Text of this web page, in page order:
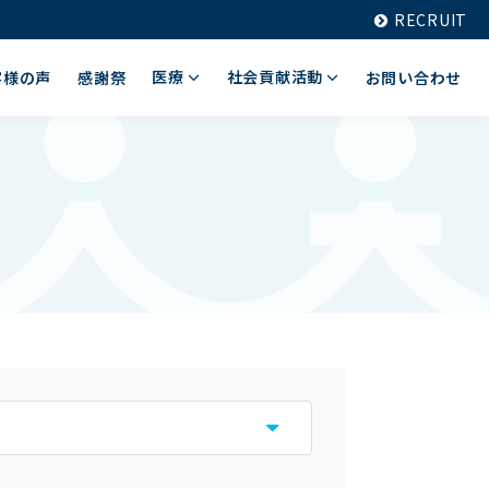
RECRUIT
の声 感謝祭 医療 社会貢献活動 お問い合わせ